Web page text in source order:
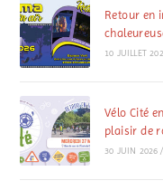
Retour en
10 JUILLET
Vélo Cité
plaisir de
30 JUIN 2026 /